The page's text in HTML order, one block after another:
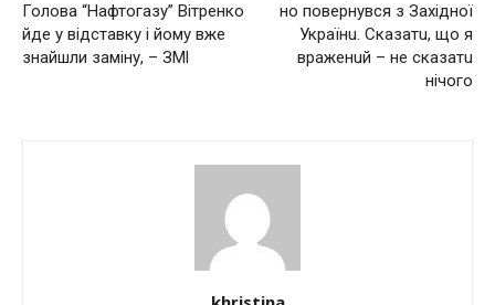
Голова “Нафтогазу” Вітренко
йде у відставку і йому вже
знайшли заміну, – ЗМl
но повернувся з Західної
Українu. Сказатu, що я
враженuй – не сказатu
нічого